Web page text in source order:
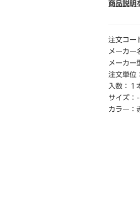
● 単位／
商品説明
注文コー
メーカー
メーカー
注文単位
入数：
１
サイズ： -
カラー：